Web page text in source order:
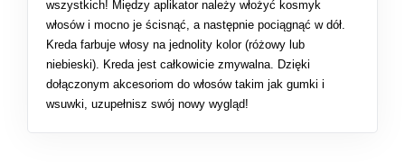
wszystkich! Między aplikator należy włożyć kosmyk
włosów i mocno je ścisnąć, a następnie pociągnąć w dół.
Kreda farbuje włosy na jednolity kolor (różowy lub
niebieski). Kreda jest całkowicie zmywalna. Dzięki
dołączonym akcesoriom do włosów takim jak gumki i
wsuwki, uzupełnisz swój nowy wygląd!